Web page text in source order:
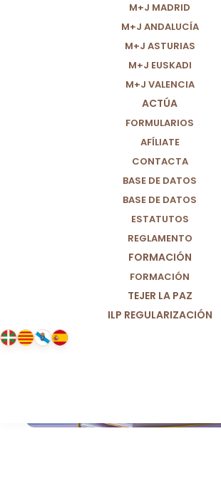
M+J MADRID
M+J ANDALUCÍA
M+J ASTURIAS
M+J EUSKADI
M+J VALENCIA
ACTÚA
FORMULARIOS
AFÍLIATE
CONTACTA
BASE DE DATOS
BASE DE DATOS
ESTATUTOS
REGLAMENTO
FORMACIÓN
FORMACIÓN
TEJER LA PAZ
ILP REGULARIZACIÓN
LA EDUCACIÓN
MUNDO MÁS
POSICIONAMIENTO
MÁS JUSTO (M+J)